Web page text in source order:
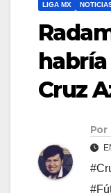
LIGA MX
Cruz
Por